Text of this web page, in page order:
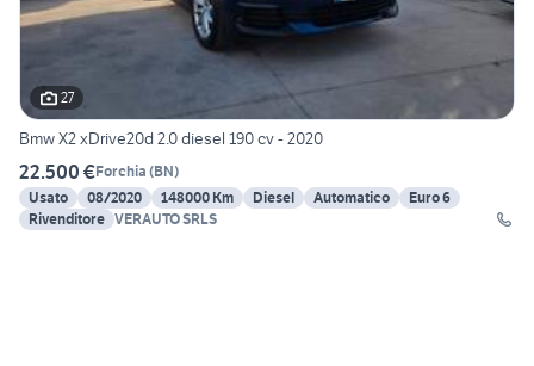
27
Bmw X2 xDrive20d 2.0 diesel 190 cv - 2020
22.500 €Forchia (BN)
Usato
08/2020 148000 Km Diesel Automatico
Euro 6
Rivenditore VERAUTO SRLS